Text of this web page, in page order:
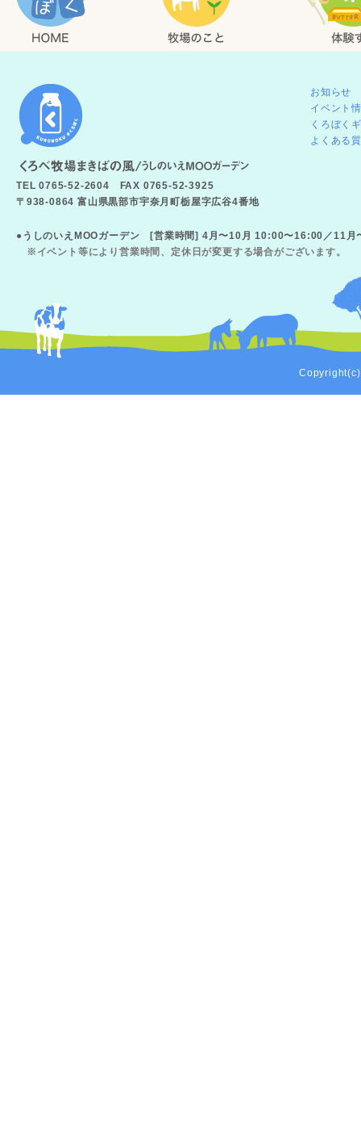
TEL 0765-52-2604 FAX 0765-52-3925
〒938-0864 富山県黒部市宇奈月町栃屋字広谷4番地
お知らせ
イベント
くろぼく
よくある
●うしのいえMOOガーデン [営業時間] 4月〜10月 10:00〜16:00／11
※イベント等により営業時間、定休日が変更する場合がございます。